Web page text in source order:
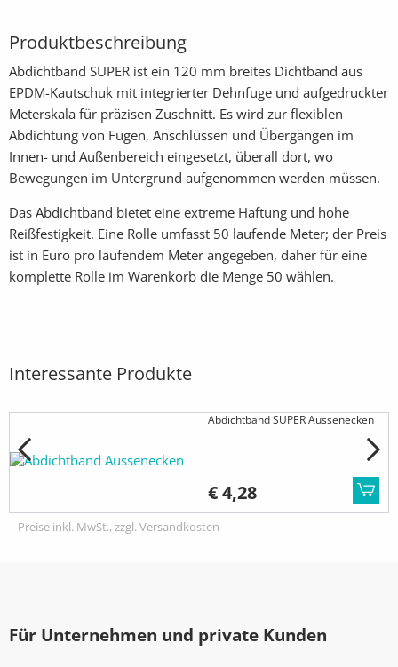
Produktbeschreibung
Abdichtband SUPER ist ein 120 mm breites Dichtband aus
EPDM-Kautschuk mit integrierter Dehnfuge und aufgedruckter
Meterskala für präzisen Zuschnitt. Es wird zur flexiblen
Abdichtung von Fugen, Anschlüssen und Übergängen im
Innen- und Außenbereich eingesetzt, überall dort, wo
Bewegungen im Untergrund aufgenommen werden müssen.
Das Abdichtband bietet eine extreme Haftung und hohe
Reißfestigkeit. Eine Rolle umfasst 50 laufende Meter; der Preis
ist in Euro pro laufendem Meter angegeben, daher für eine
komplette Rolle im Warenkorb die Menge 50 wählen.
Interessante Produkte
Abdichtband SUPER Aussenecken
€ 4,28
Preise inkl. MwSt., zzgl. Versandkosten
Für Unternehmen und private Kunden